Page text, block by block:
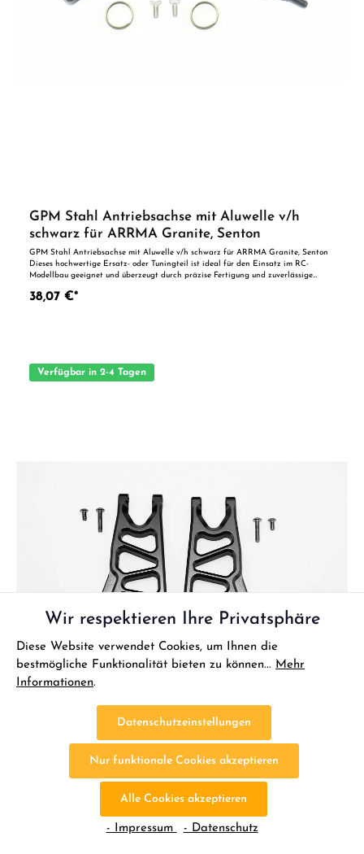
GPM Stahl Antriebsachse mit Aluwelle v/h
schwarz für ARRMA Granite, Senton
GPM Stahl Antriebsachse mit Aluwelle v/h schwarz für ARRMA Granite, Senton
Dieses hochwertige Ersatz- oder Tuningteil ist ideal für den Einsatz im RC-
Modellbau geeignet und überzeugt durch präzise Fertigung und zuverlässige
zur technischen Optimierung geeignet. Vorteile auf einen Blick: Passgenaue
38,07 €*
Verfügbar in 2-4 Tagen
GPM Alu Querlenker unten vorn schwarz für
ARRMA Granite, Big Rock, Senton
Wir respektieren Ihre Privatsphäre
Diese Website verwendet Cookies, um Ihnen die
bestmögliche Funktionalität bieten zu können... Mehr
Informationen.
Datenschutzeinstellungen
Nur funktionale Cookies akzeptieren
Alle Cookies akzeptieren
- Impressum - Datenschutz